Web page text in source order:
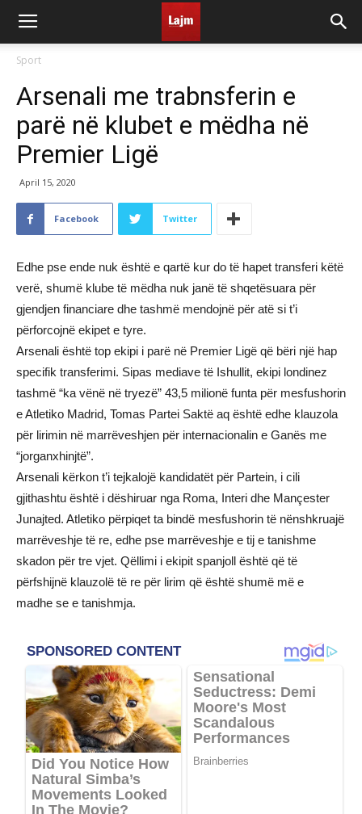
Sport
Arsenali me trabnsferin e
parë në klubet e mëdha në
Premier Ligë
April 15, 2020
Facebook Twitter
Edhe pse ende nuk është e qartë kur do të hapet transferi këtë
verë, shumë klube të mëdha nuk janë të shqetësuara për
gjendjen financiare dhe tashmë mendojnë për atë si t’i
përforcojnë ekipet e tyre.
Arsenali është top ekipi i parë në Premier Ligë që bëri një hap
specifik transferimi. Sipas mediave të Ishullit, ekipi londinez
tashmë “ka vënë në tryezë” 43,5 milionë funta për mesfushorin
e Atletiko Madrid, Tomas Partei Saktë aq është edhe klauzola
për lirimin në marrëveshjen për internacionalin e Ganës me
“jorganxhinjtë”.
Arsenali kërkon t’i tejkalojë kandidatët për Partein, i cili
gjithashtu është i dëshiruar nga Roma, Interi dhe Mançester
Junajted. Atletiko përpiqet ta bindë mesfushorin të nënshkruajë
marrëveshje të re, edhe pse marrëveshje e tij e tanishme
skadon për tre vjet. Qëllimi i ekipit spanjoll është që të
përfshijnë klauzolë të re për lirim që është shumë më e
madhe se e tanishmja.